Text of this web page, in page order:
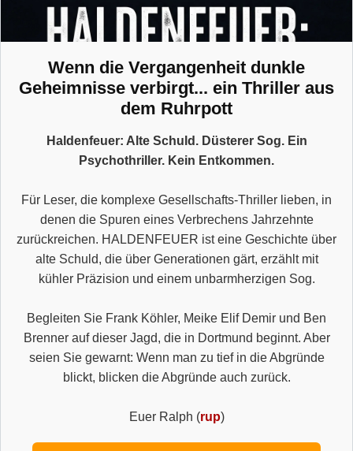
Wenn die Vergangenheit dunkle
Geheimnisse verbirgt... ein Thriller aus
dem Ruhrpott
Haldenfeuer: Alte Schuld. Düsterer Sog. Ein
Psychothriller. Kein Entkommen.
Für Leser, die komplexe Gesellschafts-Thriller lieben, in
denen die Spuren eines Verbrechens Jahrzehnte
zurückreichen. HALDENFEUER ist eine Geschichte über
alte Schuld, die über Generationen gärt, erzählt mit
kühler Präzision und einem unbarmherzigen Sog.
Begleiten Sie Frank Köhler, Meike Elif Demir und Ben
Brenner auf dieser Jagd, die in Dortmund beginnt. Aber
seien Sie gewarnt: Wenn man zu tief in die Abgründe
blickt, blicken die Abgründe auch zurück.
Euer Ralph (rup)